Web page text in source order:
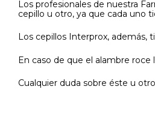
Los profesionales de nuestra
cepillo u otro, ya que cada uno
Los cepillos Interprox, además,
En caso de que el alambre
Cualquier duda sobre éste u